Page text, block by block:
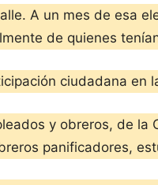
A un mes de esa
de quienes
ciudadana en
y obreros, de
panificadores,